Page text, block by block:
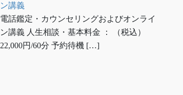
ン講義
電話鑑定・カウンセリングおよびオンライ
ン講義 人生相談・基本料金 ： （税込）
22,000円/60分 予約待機 […]